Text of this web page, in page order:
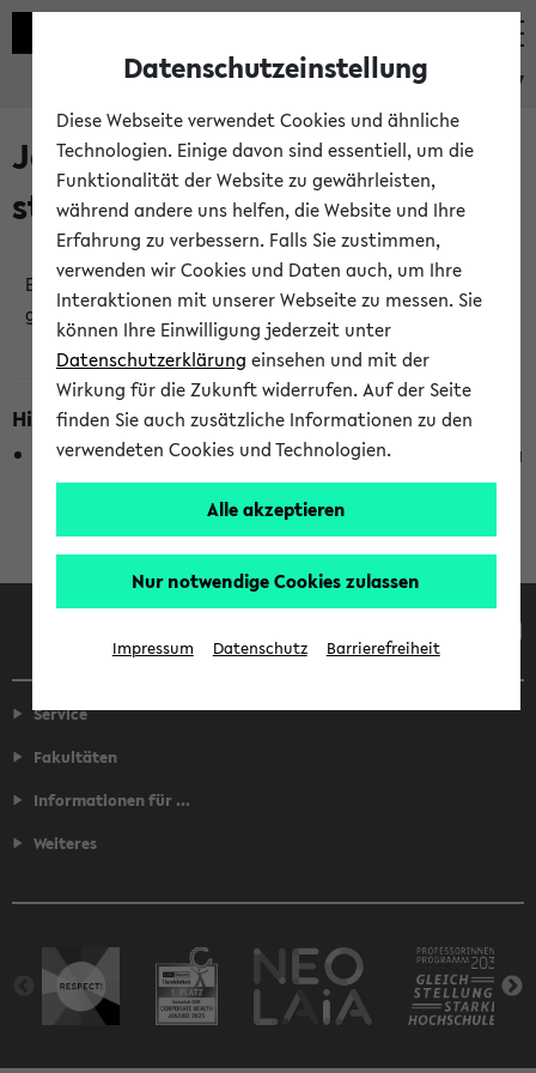
eKVV
Jetzt und in Kürze
stattfindende Veranstaltungen
Es wurden keine jetzt stattfindenden Veranstaltungen
gefunden!
Hinweise zur Liste
Die Anzeige ist semesterübergreifend und nicht abhängig
vom im eKVV gewählten Semester.
Facebook Instagram LinkedIn TikTok
Service
Fakultäten
Informationen für ...
Weiteres
Datenschutzeinstellung
Diese Webseite verwendet Cookies und ähnliche
Technologien. Einige davon sind essentiell, um die
Funktionalität der Website zu gewährleisten,
während andere uns helfen, die Website und Ihre
Erfahrung zu verbessern. Falls Sie zustimmen,
verwenden wir Cookies und Daten auch, um Ihre
Interaktionen mit unserer Webseite zu messen. Sie
können Ihre Einwilligung jederzeit unter
Datenschutzerklärung einsehen und mit der
Wirkung für die Zukunft widerrufen. Auf der Seite
finden Sie auch zusätzliche Informationen zu den
verwendeten Cookies und Technologien.
Alle akzeptieren
Nur notwendige Cookies zulassen
Impressum Datenschutz Barrierefreiheit